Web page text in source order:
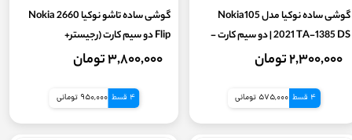
گوشی ساده نوکیا مدل Nokia105
2021 TA-1385 DS | دو سیم کارت -
رجیستر با کدفعالسازی - (گارانتی سلامت
۲,۳۰۰,۰۰۰ تومان
4 قسط 575,000 تومانی
گوشی ساده تاشو نوکیا Nokia 2660
Flip دو سیم کارت (رجیستر+
کدفعالسازی) (بدون گارانتی) تاشو
۳,۸۰۰,۰۰۰ تومان
4 قسط 950,000 تومانی